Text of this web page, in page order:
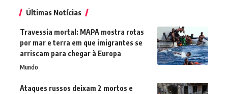
Últimas Notícias
Travessia mortal: MAPA mostra rotas
por mar e terra em que imigrantes se
arriscam para chegar à Europa
Mundo
Ataques russos deixam 2 mortos e